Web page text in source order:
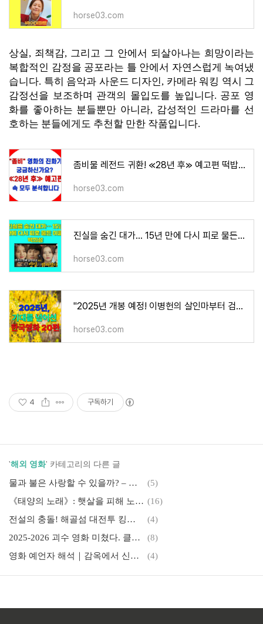
horse03.com
상실, 죄책감, 그리고 그 안에서 되살아나는 희망이라는
복합적인 감정을 공포라는 틀 안에서 자연스럽게 녹여냈
습니다. 특히 음악과 사운드 디자인, 카메라 워킹 역시 그
감정선을 보조하며 관객의 몰입도를 높입니다. 공포 영
화를 좋아하는 분들뿐만 아니라, 감성적인 드라마를 선
호하는 분들에게도 추천할 만한 작품입니다.
좀비물 레전드 귀환! ≪28년 후≫ 예고편 떡밥 총정리 (충격 반전 있음)
horse03.com
진실을 숨긴 대가… 15년 만에 다시 피로 물든 이름, 백희성
horse03.com
"2025년 개봉 예정! 이병헌의 살인마부터 검은 수녀들까지 놓칠 수 없는 한국 영화 20편"
horse03.com
4 구독하기
'해외 영화' 카테고리의 다른 글
물과 불은 사랑할 수 있을까? – 디즈니 픽사 ‘엘리멘탈’ 영화 리뷰,
(5)
《태양의 노래》: 햇살을 피해 노래하는 청춘, 그 감동의 기록, 마음을 열기까지, 고백과 용기 (16)
전설의 충돌! 해골섬 대전투 킹콩과 해적들이 만났다. 그 섬에서 무슨 일이 벌어졌나
(4)
2025-2026 괴수 영화 미쳤다. 클로버필드 속편부터 , 킹콩, 트롤 차기작까지 총정리, 주라기 월드: 시작
(8)
영화 예언자 해석｜감옥에서 신이 된 남자, 성장과 해방의 상징을 읽다, 예언자의 침묵, 사슴, 그 상징은 무엇인가?
(4)